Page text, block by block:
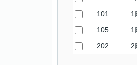
101 1
105 1
202 2